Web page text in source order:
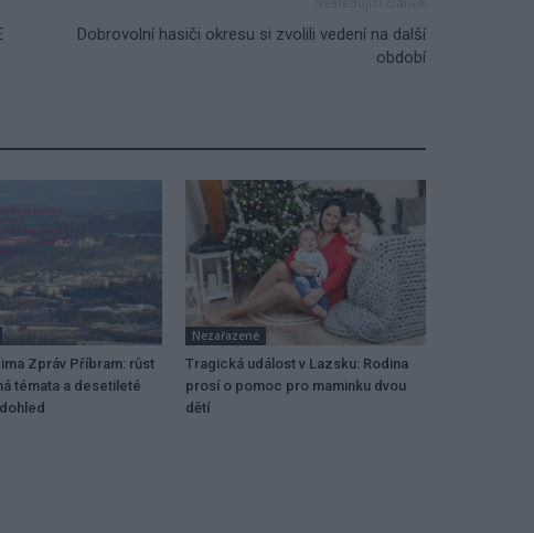
Dobrovolní hasiči okresu si zvolili vedení na další
období
Zpráv Příbram: růst
témata a desetileté
Nezařazené
Tragická událost v Lazsku: Rodina
prosí o pomoc pro maminku dvou
dětí